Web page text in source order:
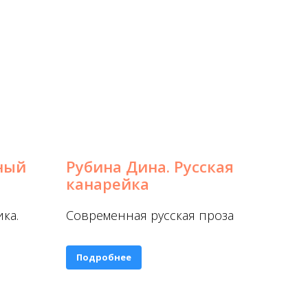
Рубина Дина. Русская
канарейка
Современная русская проза
Подробнее